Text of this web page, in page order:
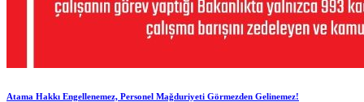
Atama Hakkı Engellenemez, Personel Mağduriyeti Görmezden Gelinemez!